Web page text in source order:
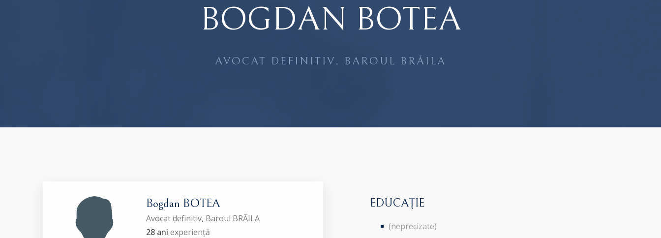
BOGDAN BOTEA
AVOCAT DEFINITIV, BAROUL BRĂILA
Bogdan BOTEA
Avocat definitiv, Baroul BRĂILA
28 ani experiență
EDUCAȚIE
(neprecizate)